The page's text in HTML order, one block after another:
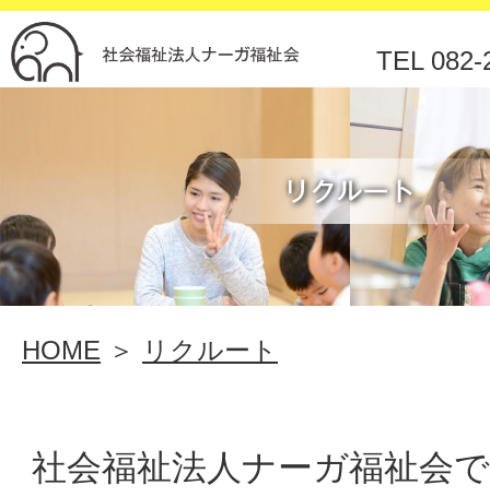
リ
ク
ー
TEL 082-
HOME ＞ リクルート
社会福祉法人ナーガ福祉会